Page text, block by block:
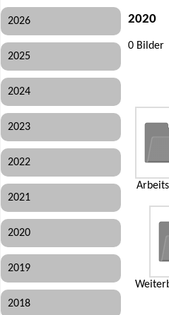
2026
2025
2024
2023
2022
2021
2020
2019
2018
2020
0 Bilder